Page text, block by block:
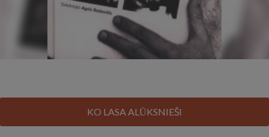
KO LASA ALŪKSNIEŠI